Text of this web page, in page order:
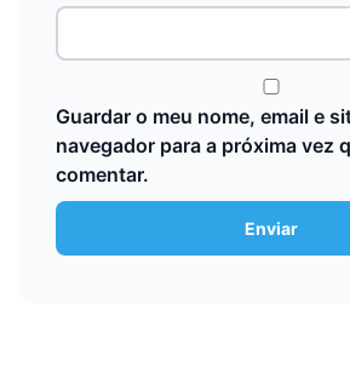
Guardar o meu nome, email e
navegador para a próxima vez
comentar.